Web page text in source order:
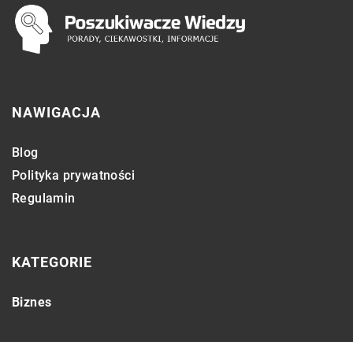
NAWIGACJA
Blog
Polityka prywatności
Regulamin
KATEGORIE
Biznes